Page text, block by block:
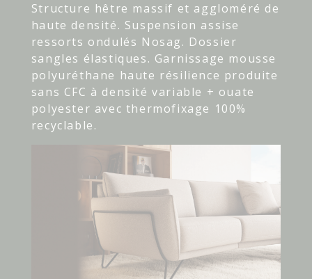
Structure hêtre massif et aggloméré de
haute densité. Suspension assise
ressorts ondulés Nosag. Dossier
sangles élastiques. Garnissage mousse
polyuréthane haute résilience produite
sans CFC à densité variable + ouate
polyester avec thermofixage 100%
recyclable.